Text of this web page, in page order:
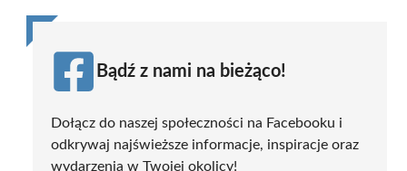
Bądź z nami na bieżąco!
Dołącz do naszej społeczności na Facebooku i
odkrywaj najświeższe informacje, inspiracje oraz
wydarzenia w Twojej okolicy!